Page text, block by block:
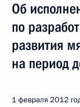
Об
по
развития
на период
1 февраля 2012